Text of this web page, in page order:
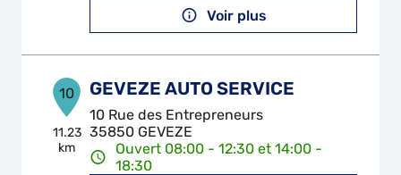
Voir plus
10
11.23
km
GEVEZE AUTO SERVICE
10 Rue des Entrepreneurs
35850 GEVEZE
Ouvert 08:00 - 12:30 et 14:00 -
18:30